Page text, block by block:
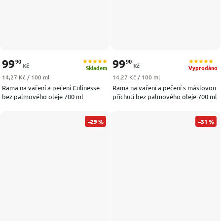
Rama na vaření a pečení Culinesse
bez palmového oleje 700 ml
Skladem
9990
Kč
Měrná cena:
14,27 Kč / 100 ml
Rama na vaření a pečení s máslovou
příchutí bez palmového oleje 700 ml
Vyprodáno
9990
Kč
Měrná cena:
14,27 Kč / 100 ml
–29 % –31 %